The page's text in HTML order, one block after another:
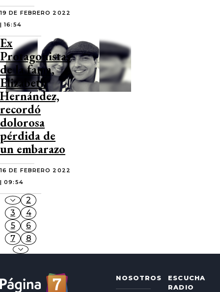
19 DE FEBRERO 2022
| 16:54
Ex
Protagonistas
de la fama,
Elizabeth
Hernández,
recordó
dolorosa
pérdida de
un embarazo
16 DE FEBRERO 2022
| 09:54
2
3
4
5
6
7
8
NOSOTROS
ESCUCHA
RADIO